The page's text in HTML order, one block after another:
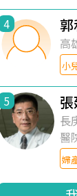
4
高
小
5
長
醫
婦